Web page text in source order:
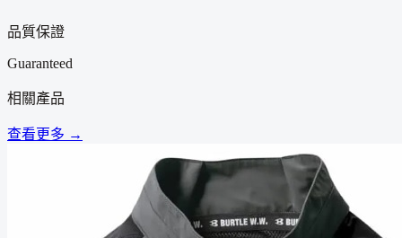
品質保證
Guaranteed
相關產品
查看更多 →